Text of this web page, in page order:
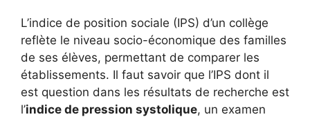
L’indice de position sociale (IPS) d’un collège
reflète le niveau socio-économique des familles
de ses élèves, permettant de comparer les
établissements. Il faut savoir que l’IPS dont il
est question dans les résultats de recherche est
l’indice de pression systolique, un examen